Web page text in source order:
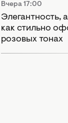
Вчера 17:00
Элегантность,
как стильно
розовых тонах